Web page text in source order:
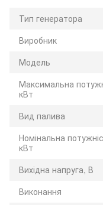
Тип генератора
Виробник
Модель
Максимальна
кВт
Вид палива
Номінальна
кВт
Вихідна напруга, В
Виконання